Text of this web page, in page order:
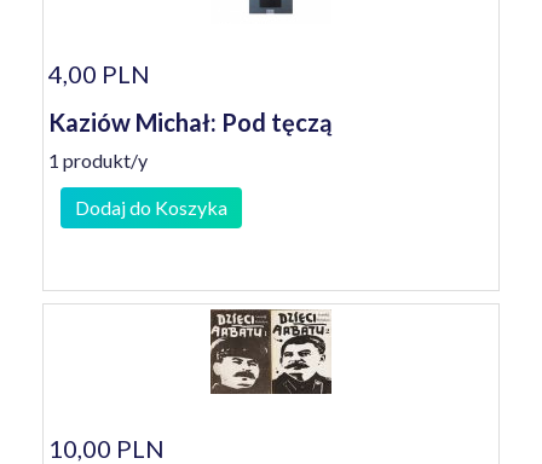
4,00 PLN
Kaziów Michał: Pod tęczą
1 produkt/y
Dodaj do Koszyka
10,00 PLN